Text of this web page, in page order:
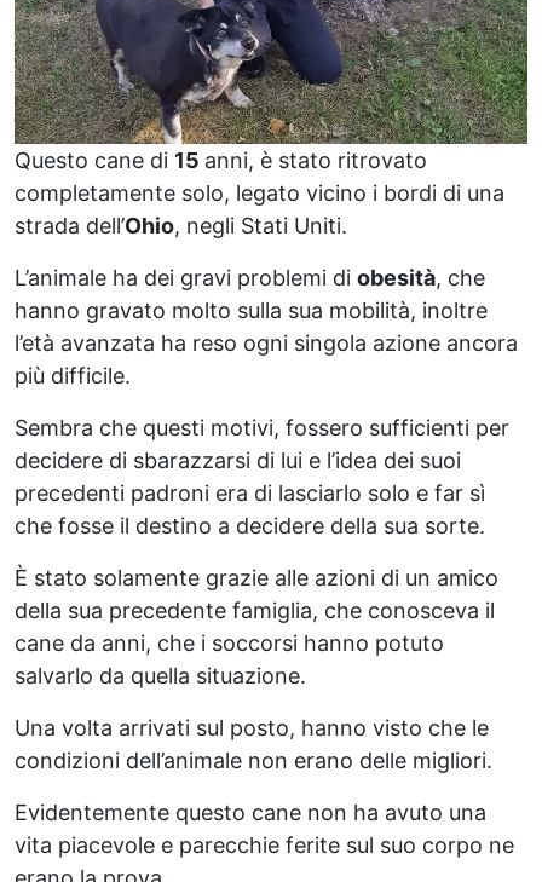
Questo cane di 15 anni, è stato ritrovato
completamente solo, legato vicino i bordi di una
strada dell’Ohio, negli Stati Uniti.
L’animale ha dei gravi problemi di obesità, che
hanno gravato molto sulla sua mobilità, inoltre
l’età avanzata ha reso ogni singola azione ancora
più difficile.
Sembra che questi motivi, fossero sufficienti per
decidere di sbarazzarsi di lui e l’idea dei suoi
precedenti padroni era di lasciarlo solo e far sì
che fosse il destino a decidere della sua sorte.
È stato solamente grazie alle azioni di un amico
della sua precedente famiglia, che conosceva il
cane da anni, che i soccorsi hanno potuto
salvarlo da quella situazione.
Una volta arrivati sul posto, hanno visto che le
condizioni dell’animale non erano delle migliori.
Evidentemente questo cane non ha avuto una
vita piacevole e parecchie ferite sul suo corpo ne